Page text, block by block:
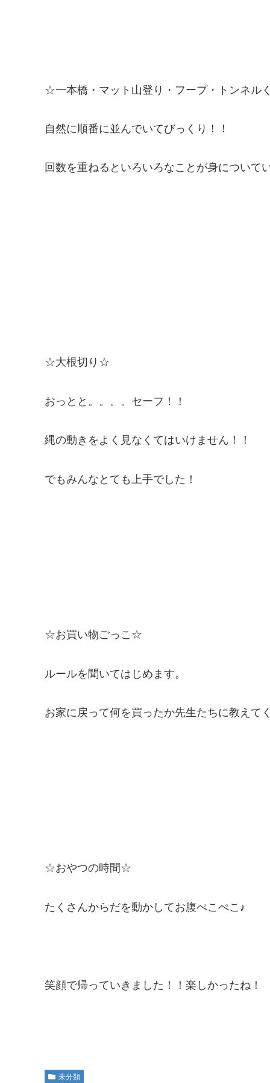
☆一本橋・マット山登り・フープ・トンネル
自然に順番に並んでいてびっくり！！
回数を重ねるといろいろなことが身について
☆大根切り☆
おっとと。。。。セーフ！！
縄の動きをよく見なくてはいけません！！
でもみんなとても上手でした！
☆お買い物ごっこ☆
ルールを聞いてはじめます。
お家に戻って何を買ったか先生たちに教えて
☆おやつの時間☆
たくさんからだを動かしてお腹ぺこぺこ♪
笑顔で帰っていきました！！楽しかったね！
未分類